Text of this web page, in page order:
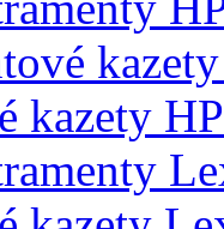
kazety HP